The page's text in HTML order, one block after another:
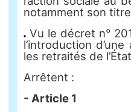
notamment son
Vu le décret n°
l’introduction
les retraités de
Arrêtent :
- Article 1